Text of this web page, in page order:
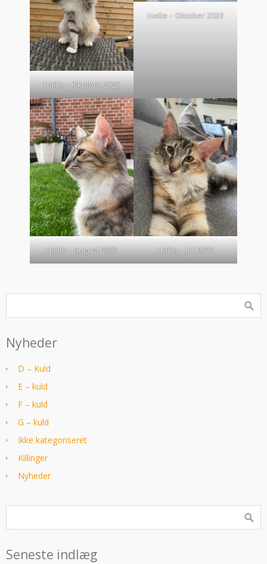
Hailie – Oktober 2023
Hailie – Oktober 2023
Hailie – august 2023 Hailie – Juli 2023
Nyheder
D – Kuld
E – kuld
F – kuld
G – kuld
Ikke kategoriseret
Killinger
Nyheder
Seneste indlæg